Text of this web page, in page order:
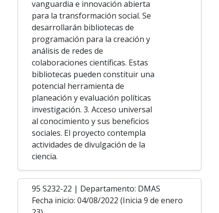
vanguardia e innovación abierta
para la transformación social. Se
desarrollarán bibliotecas de
programación para la creación y
análisis de redes de
colaboraciones científicas. Estas
bibliotecas pueden constituir una
potencial herramienta de
planeación y evaluación políticas
investigación. 3. Acceso universal
al conocimiento y sus beneficios
sociales. El proyecto contempla
actividades de divulgación de la
ciencia.
95 S232-22 | Departamento: DMAS
Fecha inicio: 04/08/2022 (Inicia 9 de enero